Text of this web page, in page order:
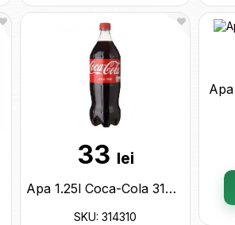
33 lei
Apa 1.25l Coca-Cola 314310
SKU: 314310